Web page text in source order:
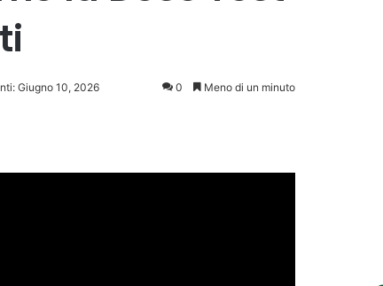
Giugno 10, 2026 0 Meno di un minuto